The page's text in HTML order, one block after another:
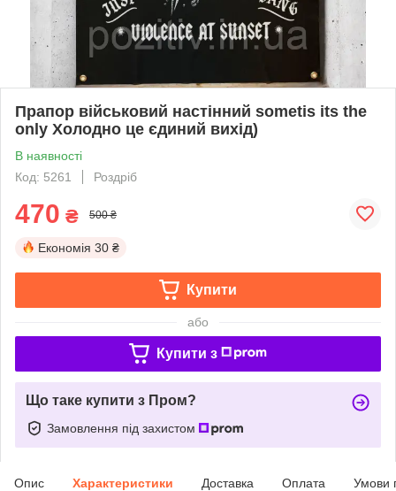
Прапор військовий настінний sometis its the
only Холодно це єдиний вихід)
В наявності
Код: 5261
Роздріб
470 ₴ 500 ₴
Економія 30 ₴
Купити
або
Купити з
Що таке купити з Пром?
Замовлення під захистом
Опис Характеристики Доставка Оплата Умови